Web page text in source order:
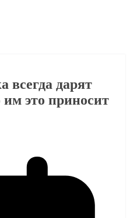
всегда дарят
это приносит